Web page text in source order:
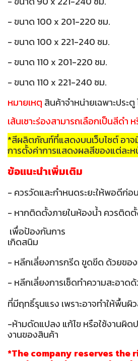
- ขนาด 100 x 201-220 ซม.
- ขนาด 100 x 221-240 ซม.
- ขนาด 110 x 201-220 ซม.
- ขนาด 110 x 221-240 ซม.
หมายเหตุ สินค้าจำหน่ายเฉพาะประ
เส้นเซาะร่องสามารถเลือกเป็นสีดำ
*สีผลิตภัณฑ์ที่แสดงบนเว็บไซต์ อาจ
การตั้งค่าการแสดงผลสีของแต่ละห
ข้อแนะนำเพิ่มเติม
- ควรวัดและกำหนดระยะให้พอดีก่
- หากติดตั้งภายในห้องน้ำ ควรติด
เพื่อป้องกันการ
เกิดสนิม
- หลีกเลี่ยงการกรีด ขูดขีด ด้วยขอ
- หลีกเลี่ยงการเช็ดทำความสะอาด
ที่มีฤทธิ์รุนแรง เพราะอาจทำให้พื้นผิ
-ห้ามดัดแปลง แก้ไข หรือใช้งานผิดป
งานของสินค้า
*The company reserves the